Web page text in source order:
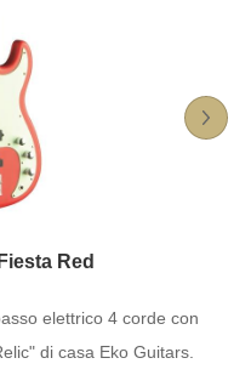
Red
elettrico 4 corde con
di casa Eko Guitars.